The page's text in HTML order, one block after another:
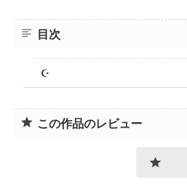
目次
☪︎
この作品のレビュー